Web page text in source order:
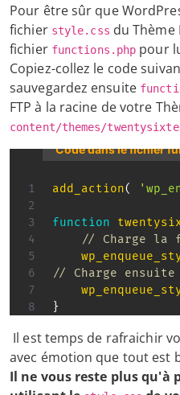
Pour être sûr que
fichier style.css du
fichier functions.php pour
Copiez-collez le code
sauvegardez ensuite
FTP à la racine de votre
content/themes/
Code dans le fichier
add_action(
function
// Charge la
// Charge
}
Il est temps de rafraichir
avec émotion que tout est
Il ne vous reste plus qu'à